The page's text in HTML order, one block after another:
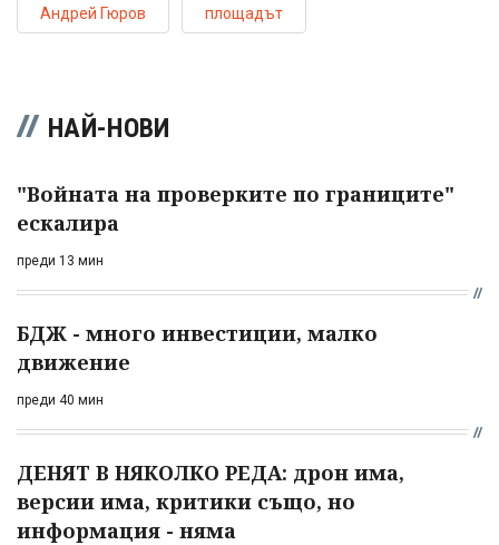
Андрей Гюров площадът
НАЙ-НОВИ
"Войната на проверките по границите"
ескалира
преди 13 мин
БДЖ - много инвестиции, малко
движение
преди 40 мин
ДЕНЯТ В НЯКОЛКО РЕДА: дрон има,
версии има, критики също, но
информация - няма